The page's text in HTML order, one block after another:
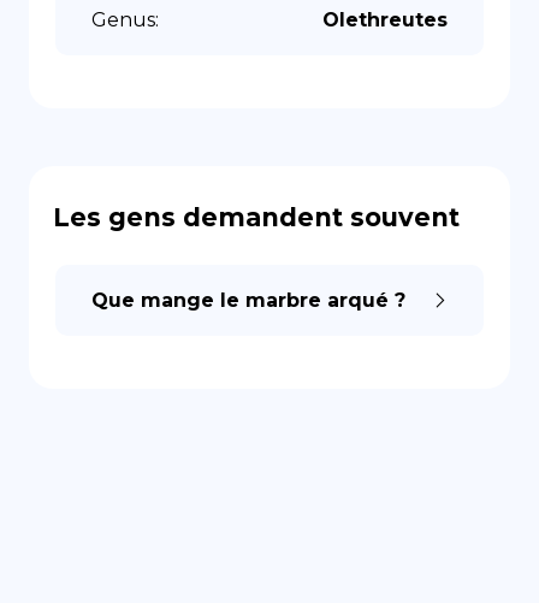
Genus: Olethreutes
Les gens demandent souvent
Que mange le marbre arqué ?